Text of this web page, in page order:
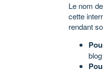
Le nom
cette
rendant